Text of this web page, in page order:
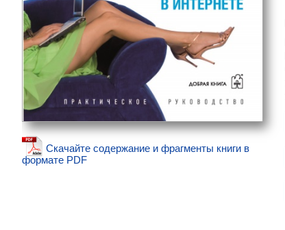
Скачайте содержание и фрагменты книги в
формате PDF